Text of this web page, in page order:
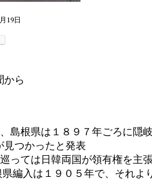
19日
から
島根県は１８９７年ごろに隠
見つかったと発表
っては日韓両国が領有権を主
編入は１９０５年で、それ